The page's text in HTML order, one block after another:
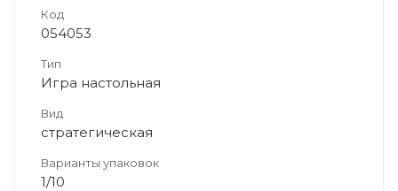
Код
054053
Тип
Игра настольная
Вид
стратегическая
Варианты упаковок
1/10